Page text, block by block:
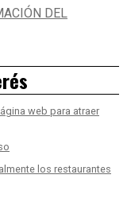
DEL
web para atraer
los restaurantes